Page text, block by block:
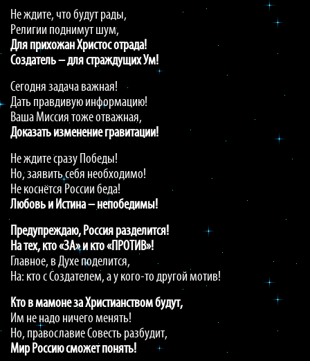
Не ждите, что будут рады,
Религии поднимут шум,
Для прихожан Христос отрада!
Создатель – для страждущих Ум!
Сегодня задача важная!
Дать правдивую информацию!
Ваша Миссия тоже отважная,
Доказать изменение гравитации!
Не ждите сразу Победы!
Но, заявить себя необходимо!
Не коснётся России беда!
Любовь и Истина– непобедимы!
Предупреждаю, Россия разделится!
На тех, кто «ЗА» и кто «ПРОТИВ»!
Главное, в Духе поделится,
На: кто с Создателем, а у кого-то другой мотив!
Кто вмамонезаХристианствомбудут,
Им не надо ничего менять!
Но, православие Совесть разбудит,
Мир Россиюсможет понять!